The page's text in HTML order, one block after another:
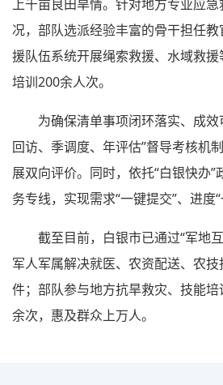
上千亩良田旱情。针对地方专业应
况，部队选派经验丰富的骨干担任
援队伍系统开展绳索救援、水域救
培训200余人次。
为确保清单事项闭环落实、成效
回访、季调度、年评估”督导考核机
展双向评价。同时，依托“白银快办
务专线，实现需求“一键提交”、进度“
截至目前，白银市已通过“军地
军人军属解决就医、农资配送、农
件；部队参与地方抗旱救灾、技能
余次，惠及群众上万人。